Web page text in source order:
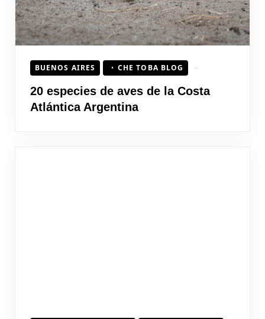
BUENOS AIRES CHE TOBA BLOG
20 especies de aves de la Costa
Atlántica Argentina